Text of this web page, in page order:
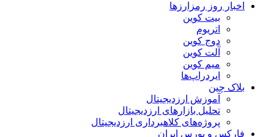
اخبار روز رمزارزها
بیت کوین
اتریوم
دوج کوین
آلت کوین
میم کوین‌
ایردراپ‌ها
بلاک چین
آموزش ارزدیجیتال
تحلیل بازارهای ارزدیجیتال
پروژه‌های کلاهبرداری ارزدیجیتال
فارکس و بورس ایران